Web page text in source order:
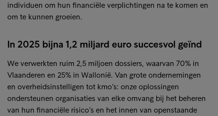
individuen om hun financiële verplichtingen na te komen en
om te kunnen groeien.
In 2025 bijna 1,2 miljard euro succesvol geïnd
We verwerkten ruim 2,5 miljoen dossiers, waarvan 70% in
Vlaanderen en 25% in Wallonië. Van grote ondernemingen
en overheidsinstelligen tot kmo’s: onze oplossingen
ondersteunen organisaties van elke omvang bij het beheren
van hun financiële risico’s en het innen van openstaande